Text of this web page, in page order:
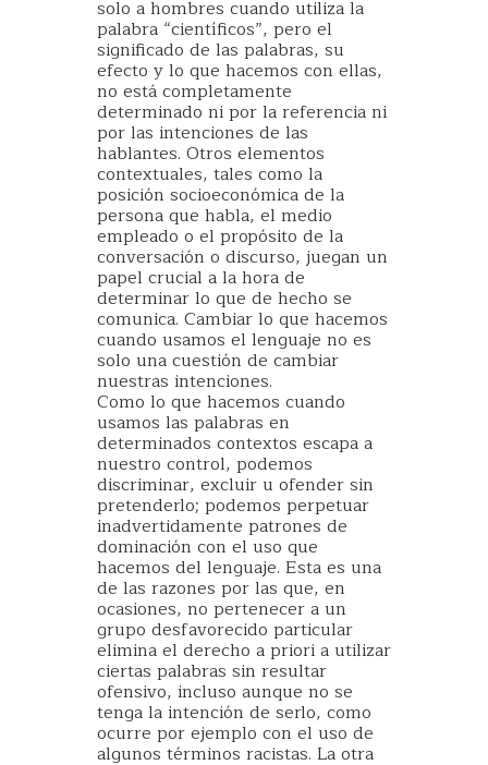
solo a hombres cuando utiliza la
palabra “científicos”, pero el
significado de las palabras, su
efecto y lo que hacemos con ellas,
no está completamente
determinado ni por la referencia ni
por las intenciones de las
hablantes. Otros elementos
contextuales, tales como la
posición socioeconómica de la
persona que habla, el medio
empleado o el propósito de la
conversación o discurso, juegan un
papel crucial a la hora de
determinar lo que de hecho se
comunica. Cambiar lo que hacemos
cuando usamos el lenguaje no es
solo una cuestión de cambiar
nuestras intenciones.
Como lo que hacemos cuando
usamos las palabras en
determinados contextos escapa a
nuestro control, podemos
discriminar, excluir u ofender sin
pretenderlo; podemos perpetuar
inadvertidamente patrones de
dominación con el uso que
hacemos del lenguaje. Esta es una
de las razones por las que, en
ocasiones, no pertenecer a un
grupo desfavorecido particular
elimina el derecho a priori a utilizar
ciertas palabras sin resultar
ofensivo, incluso aunque no se
tenga la intención de serlo, como
ocurre por ejemplo con el uso de
algunos términos racistas. La otra